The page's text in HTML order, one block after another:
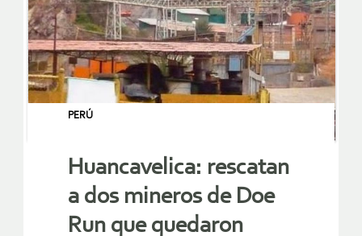
PERÚ
Huancavelica: rescatan
a dos mineros de Doe
Run que quedaron